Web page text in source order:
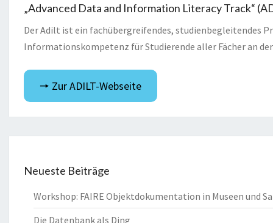
„Advanced Data and Information Literacy Track“
Der Adilt ist ein fachübergreifendes, studienbegleitendes
Informationskompetenz für Studierende aller Fächer an
🠖 Zur ADILT-Webseite
Neueste Beiträge
Workshop: FAIRE Objektdokumentation in Museen und
Die Datenbank als Ding